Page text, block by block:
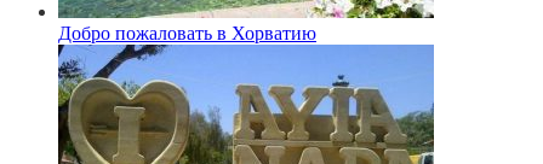
Добро пожаловать в Хорватию